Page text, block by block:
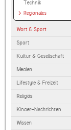
Technik
Regionales
Wort & Sport
Sport
Kultur & Gesellschaft
Medien
Lifestyle & Freizeit
Religiös
Kinder-Nachrichten
Wissen